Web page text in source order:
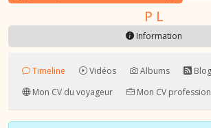
P L
Information
Timeline Vidéos Albums
Mon CV du voyageur
Mon CV